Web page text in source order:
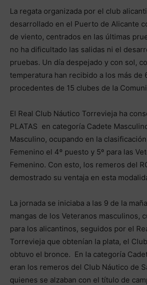
La regata organizada por el club
desarrollado en el Puerto de Alicante
de viento, centrados en las últimas
no ha dificultado las salidas ni el
pruebas. Un día despejado y con sol,
temperatura han recibido a los más de
procedentes de 15 clubes de la
El Real Club Náutico Torrevieja ha
PLATAS en categoría Cadete
Masculino, ocupando en la
Femenino el 4º puesto y 5º para las
Femenino. Con esto, los remeros del
demostrado su ventaja en esta
La jornada se iniciaba a las 9 de la
mangas de los Veteranos masculinos,
para los alicantinos, seguidos por el
Torrevieja que obtenían la plata, el
obtuvo el bronce. En la categoría
eran los remeros del Club Náutico de
quienes se alzaban con el título de